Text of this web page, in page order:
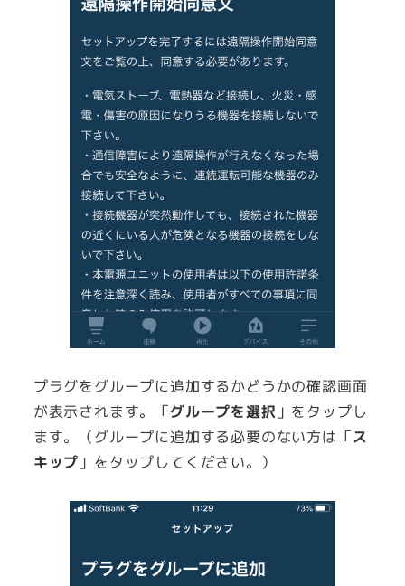
プラグをグループに追加するかどうかの確認画面
が表示されます。「グループを選択 」をタップし
ます。（グループに追加する必要のない方は「ス
キップ 」をタップしてください。）